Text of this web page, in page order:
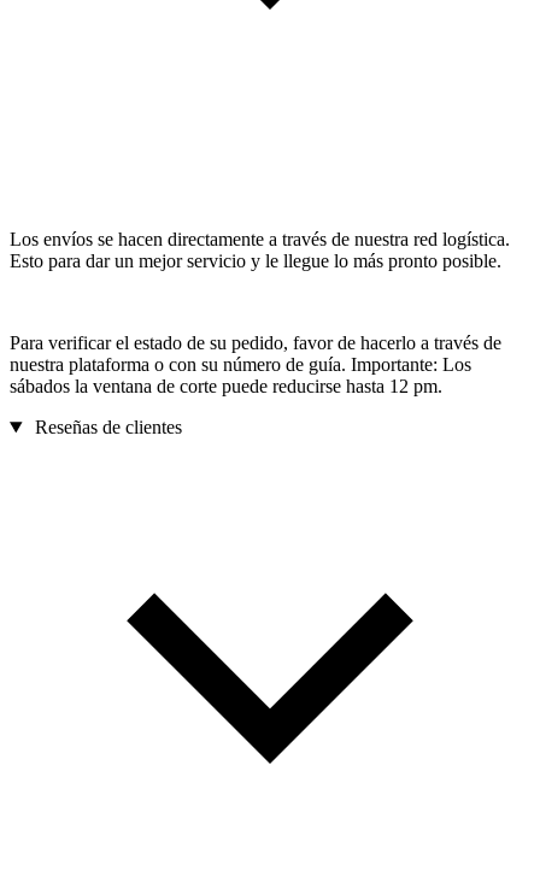
Los envíos se hacen directamente a través de nuestra red logística.
Esto para dar un mejor servicio y le llegue lo más pronto posible.
Para verificar el estado de su pedido, favor de hacerlo a través de
nuestra plataforma o con su número de guía. Importante: Los
sábados la ventana de corte puede reducirse hasta 12 pm.
Reseñas de clientes